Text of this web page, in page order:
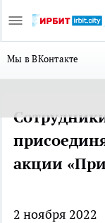
Мы в ВКонтакте
акции
2 ноября 2022